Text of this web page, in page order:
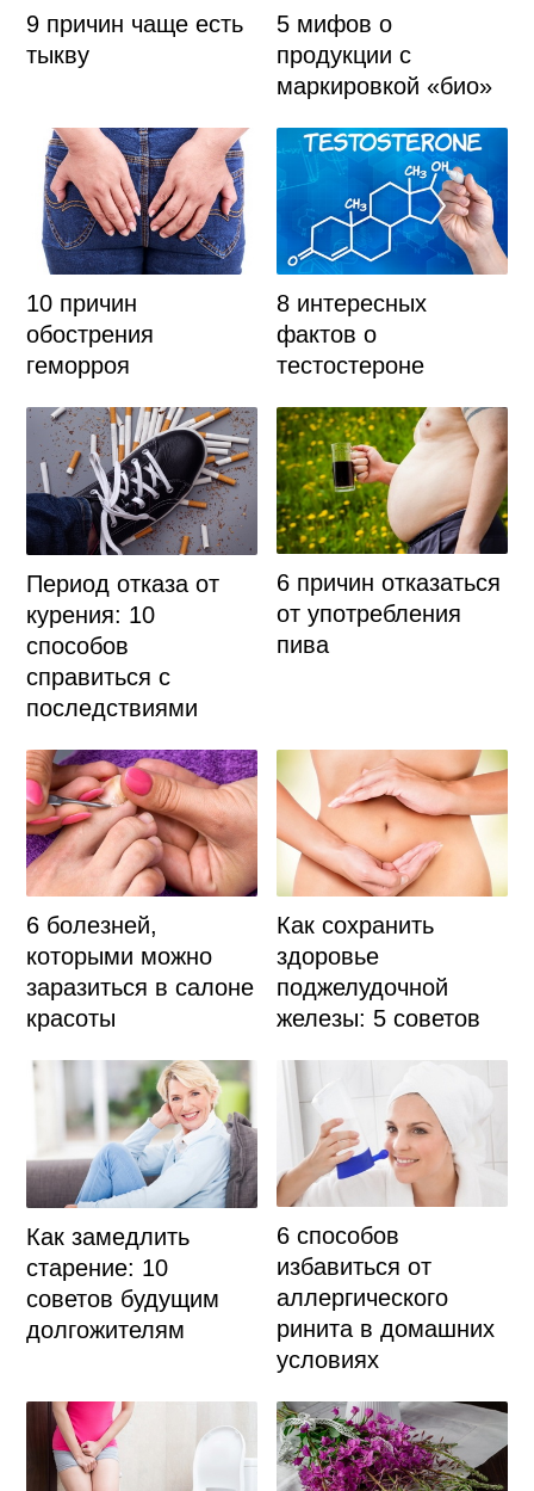
9 причин чаще есть
тыкву
5 мифов о
продукции с
маркировкой «био»
10 причин
обострения
геморроя
8 интересных
фактов о
тестостероне
Период отказа от
курения: 10
способов
справиться с
последствиями
6 причин отказаться
от употребления
пива
6 болезней,
которыми можно
заразиться в салоне
красоты
Как сохранить
здоровье
поджелудочной
железы: 5 советов
Как замедлить
старение: 10
советов будущим
долгожителям
6 способов
избавиться от
аллергического
ринита в домашних
условиях